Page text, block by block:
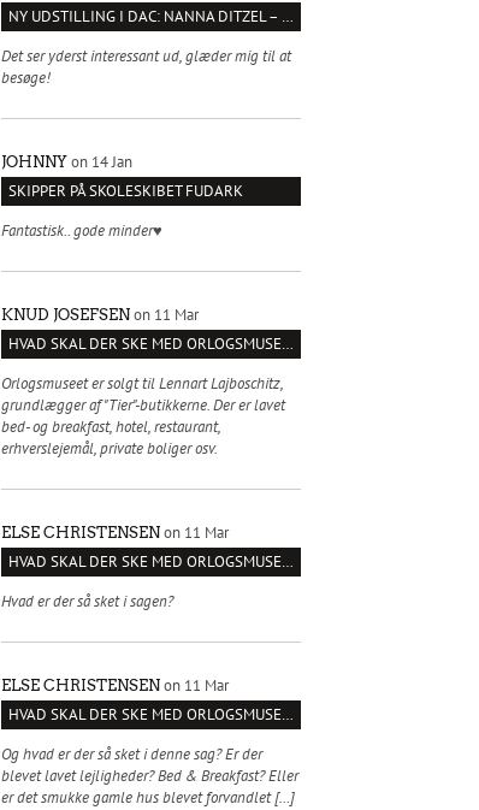
NY UDSTILLING I DAC: NANNA DITZEL – SÆT KROPPEN FRI
Det ser yderst interessant ud, glæder mig til at
besøge!
JOHNNY on 14 Jan
SKIPPER PÅ SKOLESKIBET FUDARK
Fantastisk.. gode minder♥️
KNUD JOSEFSEN on 11 Mar
HVAD SKAL DER SKE MED ORLOGSMUSEET?
Orlogsmuseet er solgt til Lennart Lajboschitz,
grundlægger af "Tier"-butikkerne. Der er lavet
bed- og breakfast, hotel, restaurant,
erhverslejemål, private boliger osv.
ELSE CHRISTENSEN on 11 Mar
HVAD SKAL DER SKE MED ORLOGSMUSEET?
Hvad er der så sket i sagen?
ELSE CHRISTENSEN on 11 Mar
HVAD SKAL DER SKE MED ORLOGSMUSEET?
Og hvad er der så sket i denne sag? Er der
blevet lavet lejligheder? Bed & Breakfast? Eller
er det smukke gamle hus blevet forvandlet […]